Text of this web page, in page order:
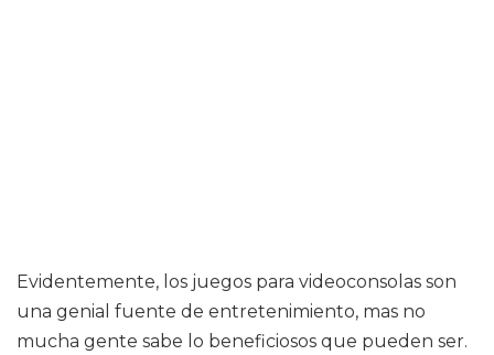
Evidentemente, los juegos para videoconsolas son
una genial fuente de entretenimiento, mas no
mucha gente sabe lo beneficiosos que pueden ser.